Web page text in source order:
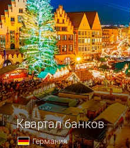
горожан и гостей города.
Квартал банков
Германия